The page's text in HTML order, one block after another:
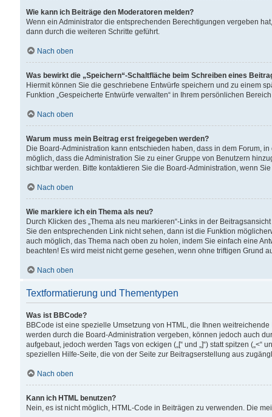
Wie kann ich Beiträge den Moderatoren melden?
Wenn ein Administrator die entsprechenden Berechtigungen vergeben
dann durch die weiteren Schritte geführt.
Nach oben
Was bewirkt die „Speichern“-Schaltfläche beim Schreiben eines
Hiermit können Sie die geschriebene Entwürfe speichern und zu einem
Funktion „Gespeicherte Entwürfe verwalten“ in Ihrem persönlichen
Nach oben
Warum muss mein Beitrag erst freigegeben werden?
Die Board-Administration kann entschieden haben, dass in dem Forum,
möglich, dass die Administration Sie zu einer Gruppe von Benutzern
sichtbar werden. Bitte kontaktieren Sie die Board-Administration, wenn
Nach oben
Wie markiere ich ein Thema als neu?
Durch Klicken des „Thema als neu markieren“-Links in der
Sie den entsprechenden Link nicht sehen, dann ist die Funktion
auch möglich, das Thema nach oben zu holen, indem Sie einfach eine
beachten! Es wird meist nicht gerne gesehen, wenn ohne triftigen Grund
Nach oben
Textformatierung und Thementypen
Was ist BBCode?
BBCode ist eine spezielle Umsetzung von HTML, die Ihnen
werden durch die Board-Administration vergeben, können jedoch auch
aufgebaut, jedoch werden Tags von eckigen („[“ und „]“) statt spitzen
speziellen Hilfe-Seite, die von der Seite zur Beitragserstellung aus
Nach oben
Kann ich HTML benutzen?
Nein, es ist nicht möglich, HTML-Code in Beiträgen zu verwenden. Die